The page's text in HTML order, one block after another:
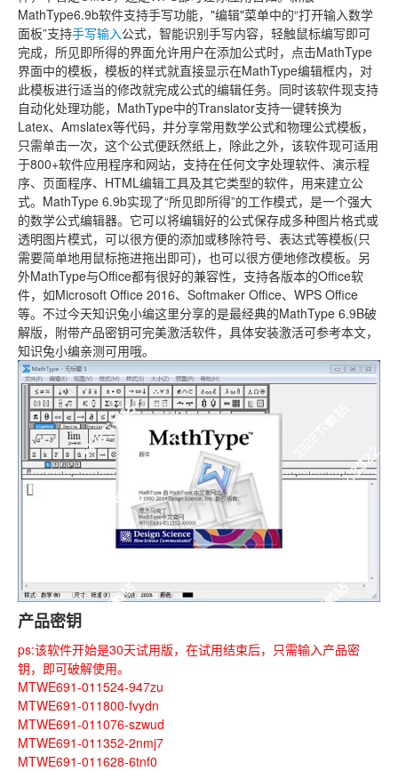
MathType6.9b软件支持手写功能，"编辑"菜单中的“打开输入数学
面板”支持手写输入公式，智能识别手写内容，轻触鼠标编写即可
完成，所见即所得的界面允许用户在添加公式时，点击MathType
界面中的模板，模板的样式就直接显示在MathType编辑框内，对
此模板进行适当的修改就完成公式的编辑任务。同时该软件现支持
自动化处理功能，MathType中的Translator支持一键转换为
Latex、Amslatex等代码，并分享常用数学公式和物理公式模板，
只需单击一次，这个公式便跃然纸上，除此之外，该软件现可适用
于800+软件应用程序和网站，支持在任何文字处理软件、演示程
序、页面程序、HTML编辑工具及其它类型的软件，用来建立公
式。MathType 6.9b实现了“所见即所得”的工作模式，是一个强大
的数学公式编辑器。它可以将编辑好的公式保存成多种图片格式或
透明图片模式，可以很方便的添加或移除符号、表达式等模板(只
需要简单地用鼠标拖进拖出即可)，也可以很方便地修改模板。另
外MathType与Office都有很好的兼容性，支持各版本的Office软
件，如Microsoft Office 2016、Softmaker Office、WPS Office
等。不过今天知识兔小编这里分享的是最经典的MathType 6.9B破
解版，附带产品密钥可完美激活软件，具体安装激活可参考本文，
知识兔小编亲测可用哦。
产品密钥
ps:该软件开始是30天试用版，在试用结束后，只需输入产品密
钥，即可破解使用。
MTWE691-011524-947zu
MTWE691-011800-fvydn
MTWE691-011076-szwud
MTWE691-011352-2nmj7
MTWE691-011628-6tnf0